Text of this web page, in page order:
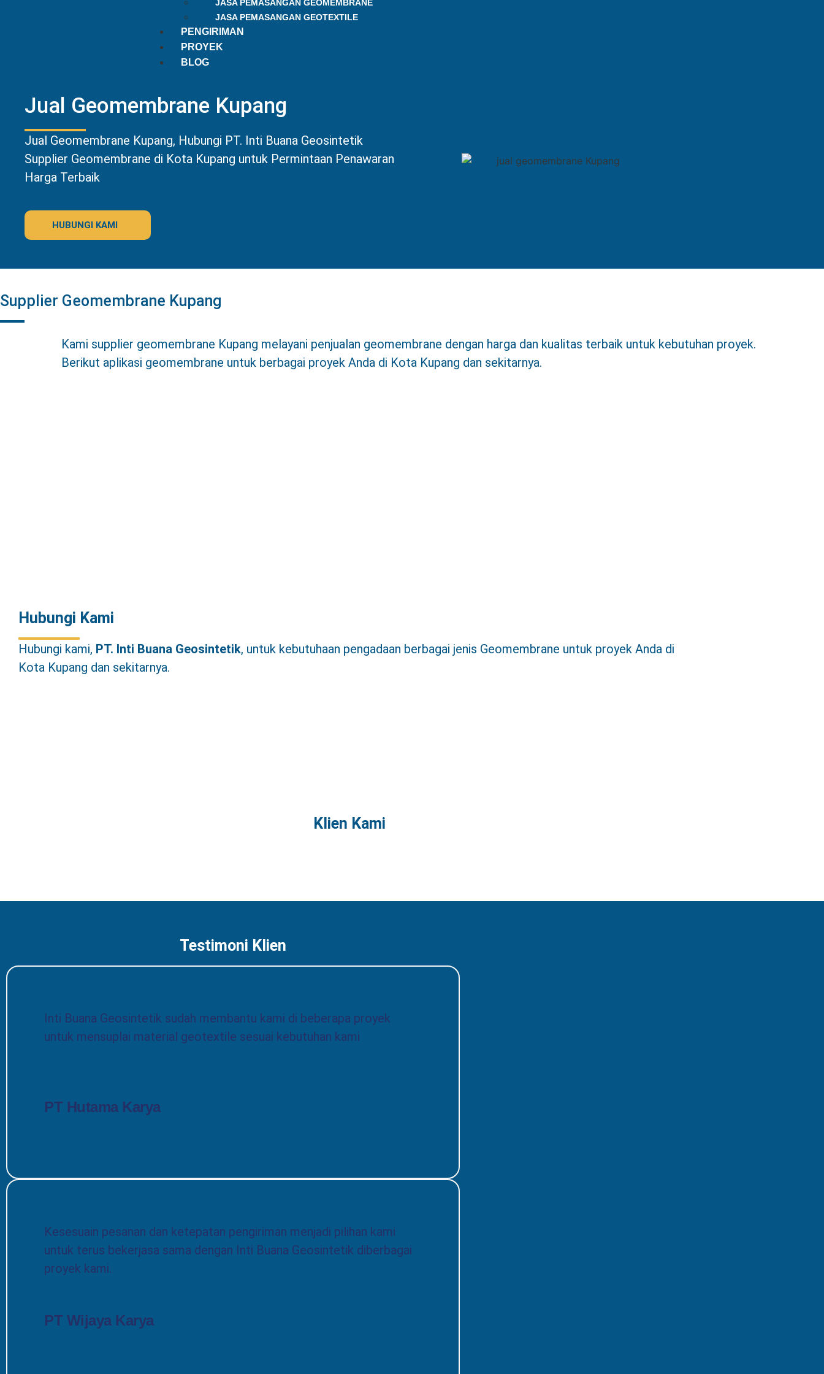
JASA PEMASANGAN GEOMEMBRANE
JASA PEMASANGAN GEOTEXTILE
PENGIRIMAN
PROYEK
BLOG
Jual Geomembrane Kupang
Jual Geomembrane Kupang, Hubungi PT. Inti Buana Geosintetik
Supplier Geomembrane di Kota Kupang untuk Permintaan Penawaran
Harga Terbaik
HUBUNGI KAMI
Supplier Geomembrane Kupang
Kami supplier geomembrane Kupang melayani penjualan geomembrane dengan harga dan kualitas terbaik untuk kebutuhan proyek.
Berikut aplikasi geomembrane untuk berbagai proyek Anda di Kota Kupang dan sekitarnya.
Hubungi Kami
Hubungi kami, PT. Inti Buana Geosintetik, untuk kebutuhaan pengadaan berbagai jenis Geomembrane untuk proyek Anda di
Kota Kupang dan sekitarnya.
Klien Kami
Testimoni Klien
Inti Buana Geosintetik sudah membantu kami di beberapa proyek
untuk mensuplai material geotextile sesuai kebutuhan kami
PT Hutama Karya
Kesesuain pesanan dan ketepatan pengiriman menjadi pilihan kami
untuk terus bekerjasa sama dengan Inti Buana Geosintetik diberbagai
proyek kami.
PT Wijaya Karya